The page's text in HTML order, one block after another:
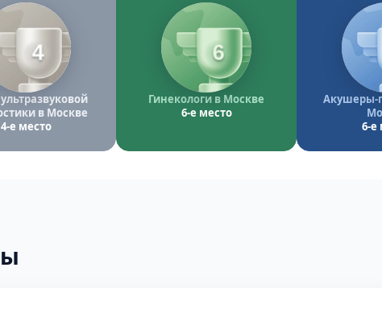
4
в Москве
4-е место
6
Гинекологи в Москве
6-е место
Акушеры-
6-е